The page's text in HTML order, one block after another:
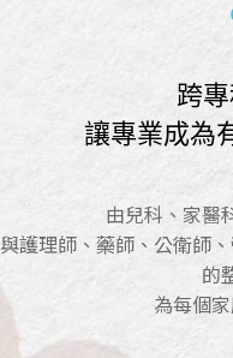
跨
讓專業成為
由兒科、家醫
與護理師、藥師、公衛師
的
為每個